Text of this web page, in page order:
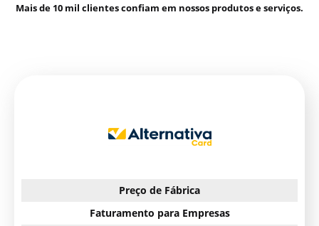
Mais de 10 mil clientes confiam em nossos produtos e serviços.
Preço de Fábrica
Faturamento para Empresas